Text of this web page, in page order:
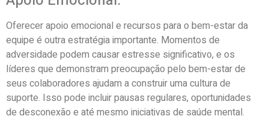
Oferecer apoio emocional e recursos para o bem-estar da
equipe é outra estratégia importante. Momentos de
adversidade podem causar estresse significativo, e os
líderes que demonstram preocupação pelo bem-estar de
seus colaboradores ajudam a construir uma cultura de
suporte. Isso pode incluir pausas regulares, oportunidades
de desconexão e até mesmo iniciativas de saúde mental.